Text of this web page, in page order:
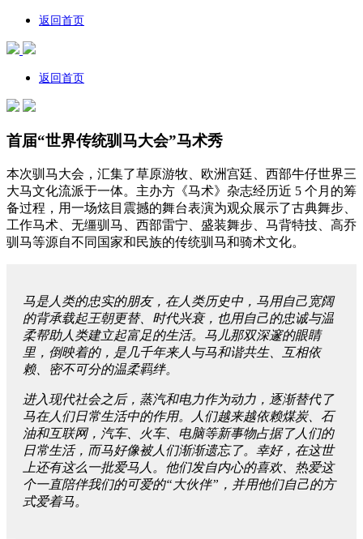
返回首页
返回首页
首届“世界传统驯马大会”马术秀
本次驯马大会，汇集了草原游牧、欧洲宫廷、西部牛仔世界三
大马文化流派于一体。主办方《马术》杂志经历近 5 个月的筹
备过程，用一场炫目震撼的舞台表演为观众展示了古典舞步、
工作马术、无缰驯马、西部雷宁、盛装舞步、马背特技、高乔
驯马等源自不同国家和民族的传统驯马和骑术文化。
马是人类的忠实的朋友，在人类历史中，马用自己宽阔
的背承载起王朝更替、时代兴衰，也用自己的忠诚与温
柔帮助人类建立起富足的生活。马儿那双深邃的眼睛
里，倒映着的，是几千年来人与马和谐共生、互相依
赖、密不可分的温柔羁绊。
进入现代社会之后，蒸汽和电力作为动力，逐渐替代了
马在人们日常生活中的作用。人们越来越依赖煤炭、石
油和互联网，汽车、火车、电脑等新事物占据了人们的
日常生活，而马好像被人们渐渐遗忘了。幸好，在这世
上还有这么一批爱马人。他们发自内心的喜欢、热爱这
个一直陪伴我们的可爱的“大伙伴”，并用他们自己的方
式爱着马。